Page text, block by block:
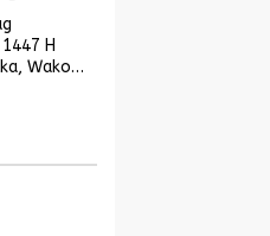
H
Wako